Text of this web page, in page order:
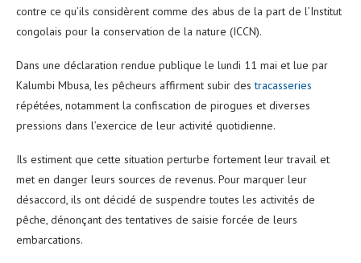
contre ce qu’ils considèrent comme des abus de la part de l’Institut
congolais pour la conservation de la nature (ICCN).
Dans une déclaration rendue publique le lundi 11 mai et lue par
Kalumbi Mbusa, les pêcheurs affirment subir destracasseries
répétées, notamment la confiscation de pirogues et diverses
pressions dans l’exercice de leur activité quotidienne.
Ils estiment que cette situation perturbe fortement leur travail et
met en danger leurs sources de revenus. Pour marquer leur
désaccord, ils ont décidé de suspendre toutes les activités de
pêche, dénonçant des tentatives de saisie forcée de leurs
embarcations.